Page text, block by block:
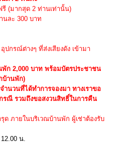
รี (มากสุด 2 ท่านเท่านั้น)
นละ 300 บาท
ปกรณ์ต่างๆ ที่ส่งเสียงดัง เข้ามา
พัก 2,000 บาท พร้อมบัตรประชาชน
บ้านพัก)
นวนที่ได้ทำการจองมา ทางเราขอ
รณี รวมถึงขอสงวนสิทธิ์ในการคืน
ด ภายในบริเวณบ้านพัก ผู้เช่าต้องรับ
น.